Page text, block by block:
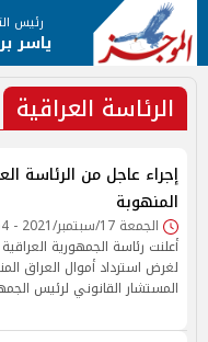
رئيس
ياسر
الرئاسة العراقية
إجراء عاجل من الرئاسة
المنهوبة
الجمعة 17/سبتمبر/2021 - 06:54 م
أعلنت رئاسة الجمهورية
لغرض استرداد أموال العراق
المستشار القانوني لرئيس